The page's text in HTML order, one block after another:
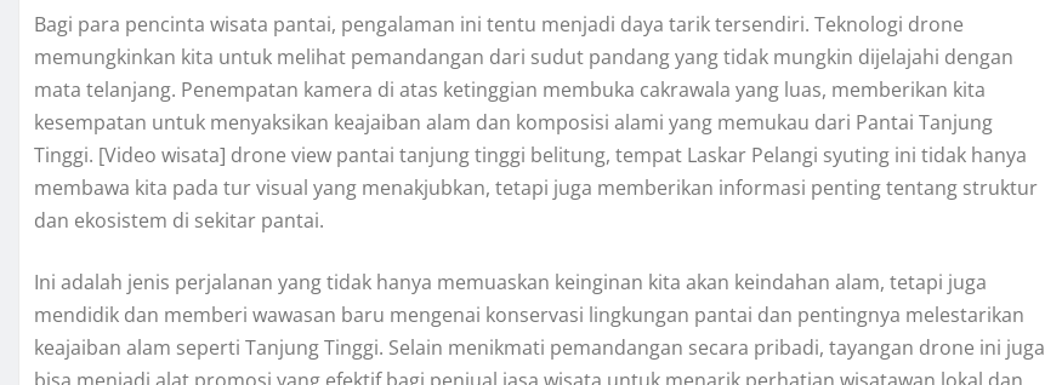
Bagi para pencinta wisata pantai, pengalaman ini tentu menjadi daya tarik tersendiri. Teknologi drone
memungkinkan kita untuk melihat pemandangan dari sudut pandang yang tidak mungkin dijelajahi dengan
mata telanjang. Penempatan kamera di atas ketinggian membuka cakrawala yang luas, memberikan kita
kesempatan untuk menyaksikan keajaiban alam dan komposisi alami yang memukau dari Pantai Tanjung
Tinggi. [Video wisata] drone view pantai tanjung tinggi belitung, tempat Laskar Pelangi syuting ini tidak hanya
membawa kita pada tur visual yang menakjubkan, tetapi juga memberikan informasi penting tentang struktur
dan ekosistem di sekitar pantai.
Ini adalah jenis perjalanan yang tidak hanya memuaskan keinginan kita akan keindahan alam, tetapi juga
mendidik dan memberi wawasan baru mengenai konservasi lingkungan pantai dan pentingnya melestarikan
keajaiban alam seperti Tanjung Tinggi. Selain menikmati pemandangan secara pribadi, tayangan drone ini juga